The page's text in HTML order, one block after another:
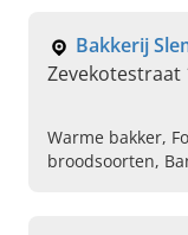
Bakkerij
Zevekotestraat
Warme bakker,
broodsoorten,